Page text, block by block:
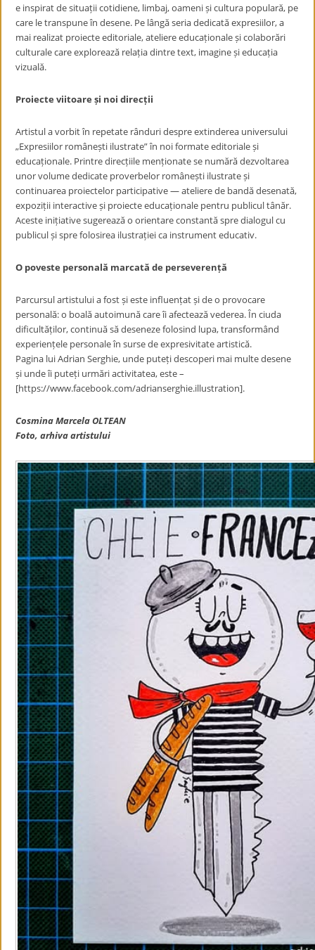
e inspirat de situații cotidiene, limbaj, oameni și cultura populară, pe
care le transpune în desene. Pe lângă seria dedicată expresiilor, a
mai realizat proiecte editoriale, ateliere educaționale și colaborări
culturale care explorează relația dintre text, imagine și educația
vizuală.
Proiecte viitoare și noi direcții
Artistul a vorbit în repetate rânduri despre extinderea universului
„Expresiilor românești ilustrate” în noi formate editoriale și
educaționale. Printre direcțiile menționate se numără dezvoltarea
unor volume dedicate proverbelor românești ilustrate și
continuarea proiectelor participative — ateliere de bandă desenată,
expoziții interactive și proiecte educaționale pentru publicul tânăr.
Aceste inițiative sugerează o orientare constantă spre dialogul cu
publicul și spre folosirea ilustrației ca instrument educativ.
O poveste personală marcată de perseverență
Parcursul artistului a fost și este influențat și de o provocare
personală: o boală autoimună care îi afectează vederea. În ciuda
dificultăților, continuă să deseneze folosind lupa, transformând
experiențele personale în surse de expresivitate artistică.
Pagina lui Adrian Serghie, unde puteți descoperi mai multe desene
și unde îi puteți urmări activitatea, este –
[https://www.facebook.com/adrianserghie.illustration].
Cosmina Marcela OLTEAN
Foto, arhiva artistului